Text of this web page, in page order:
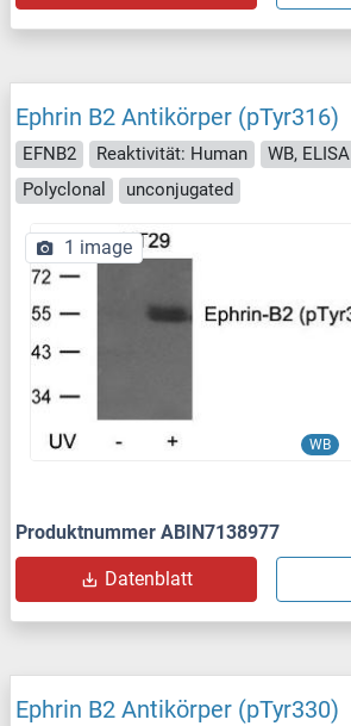
Ephrin B2 Antikörper (pTyr316)
EFNB2 Reaktivität: Human WB, ELISA
Polyclonal
unconjugated
WB
1 image
Produktnummer ABIN7138977
Datenblatt
Ephrin B2 Antikörper (pTyr330)